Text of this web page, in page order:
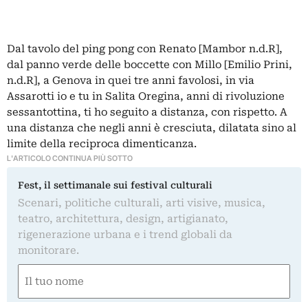
Dal tavolo del ping pong con Renato [Mambor n.d.R],
dal panno verde delle boccette con Millo [Emilio Prini,
n.d.R], a Genova in quei tre anni favolosi, in via
Assarotti io e tu in Salita Oregina, anni di rivoluzione
sessantottina, ti ho seguito a distanza, con rispetto. A
una distanza che negli anni è cresciuta, dilatata sino al
limite della reciproca dimenticanza.
L'ARTICOLO CONTINUA PIÙ SOTTO
Fest, il settimanale sui festival culturali
Scenari, politiche culturali, arti visive, musica,
teatro, architettura, design, artigianato,
rigenerazione urbana e i trend globali da
monitorare.
(Obbligatorio)